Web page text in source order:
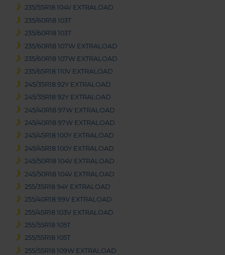
235/55R18 104V EXTRALOAD
235/60R18 103T
235/60R18 103T
235/60R18 107W EXTRALOAD
235/60R18 107W EXTRALOAD
235/65R18 110V EXTRALOAD
245/35R18 92Y EXTRALOAD
245/35R18 92Y EXTRALOAD
245/40R18 97W EXTRALOAD
245/40R18 97W EXTRALOAD
245/45R18 100Y EXTRALOAD
245/45R18 100Y EXTRALOAD
245/50R18 104V EXTRALOAD
245/50R18 104V EXTRALOAD
255/35R18 94Y EXTRALOAD
255/40R18 99V EXTRALOAD
255/45R18 103V EXTRALOAD
255/55R18 105T
255/55R18 105T
255/55R18 109W EXTRALOAD